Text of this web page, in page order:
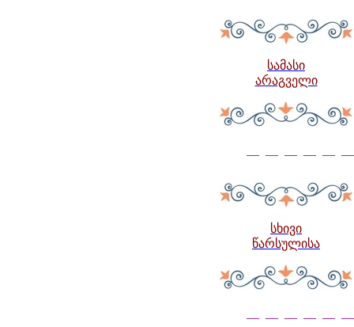
სამასი
არაგველი
— — — — —
სხივი
წარსულისა
— — — — —